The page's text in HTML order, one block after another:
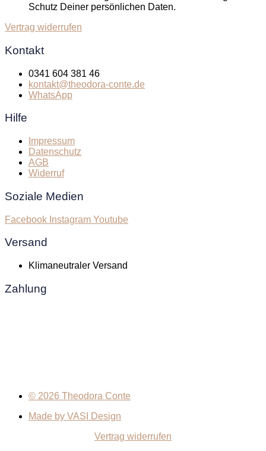
Schutz Deiner persönlichen Daten.
Vertrag widerrufen
Kontakt
0341 604 381 46
kontakt@theodora-conte.de
WhatsApp
Hilfe
Impressum
Datenschutz
AGB
Widerruf
Soziale Medien
Facebook Instagram Youtube
Versand
Klimaneutraler Versand
Zahlung
© 2026 Theodora Conte
Made by VASI Design
Vertrag widerrufen